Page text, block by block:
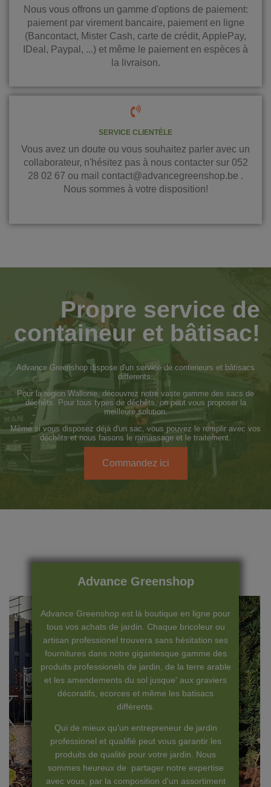
Nous vous offrons un gamme d'options de paiement:
paiement par virement bancaire, paiement en ligne
(Bancontact, Mister Cash, carte de crédit, ApplePay,
IDeal, Paypal, ...) et même le paiement en espèces à
la livraison.
SERVICE CLIENTÈLE
Vous avez un doute ou vous souhaitez parler avec un
collaborateur, n'hésitez pas à nous contacter sur 052
28 02 67 ou mail contact@advancegreenshop.be .
Nous sommes à votre disposition!
Propre service de
containeur et bâtisac!
Advance Greenshop dispose d'un service de conteneurs et bâtisacs
differents.
Pour la région Wallonie, découvrez notre vaste gamme des sacs de
déchêts. Pour tous types de déchêts, on peut vous proposer la
meilleure solution.
Même si vous disposez déjà d'un sac, vous pouvez le remplir avec vos
déchêts et nous faisons le ramassage et le traitement.
Commandez ici
Advance Greenshop
Advance Greenshop est là boutique en ligne pour
tous vos achats de jardin. Chaque bricoleur ou
artisan professionel trouvera sans hésitation ses
fournitures dans notre gigantesque gamme des
produits professionels de jardin, de la terre arable
et les amendements du sol jusque' aux graviers
décoratifs, ecorces et même les batisacs
différents.
Qui de mieux qu'un entrepreneur de jardin
professionel et qualifié peut vous garantir les
produits de qualité pour votre jardin. Nous
sommes heureux de partager notre expertise
avec vous, par la composition d'un assortiment